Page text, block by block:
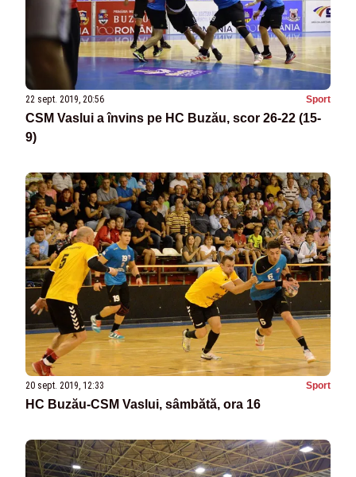
22 sept. 2019, 20:56 Sport
CSM Vaslui a învins pe HC Buzău, scor 26-22 (15-
9)
20 sept. 2019, 12:33 Sport
HC Buzău-CSM Vaslui, sâmbătă, ora 16